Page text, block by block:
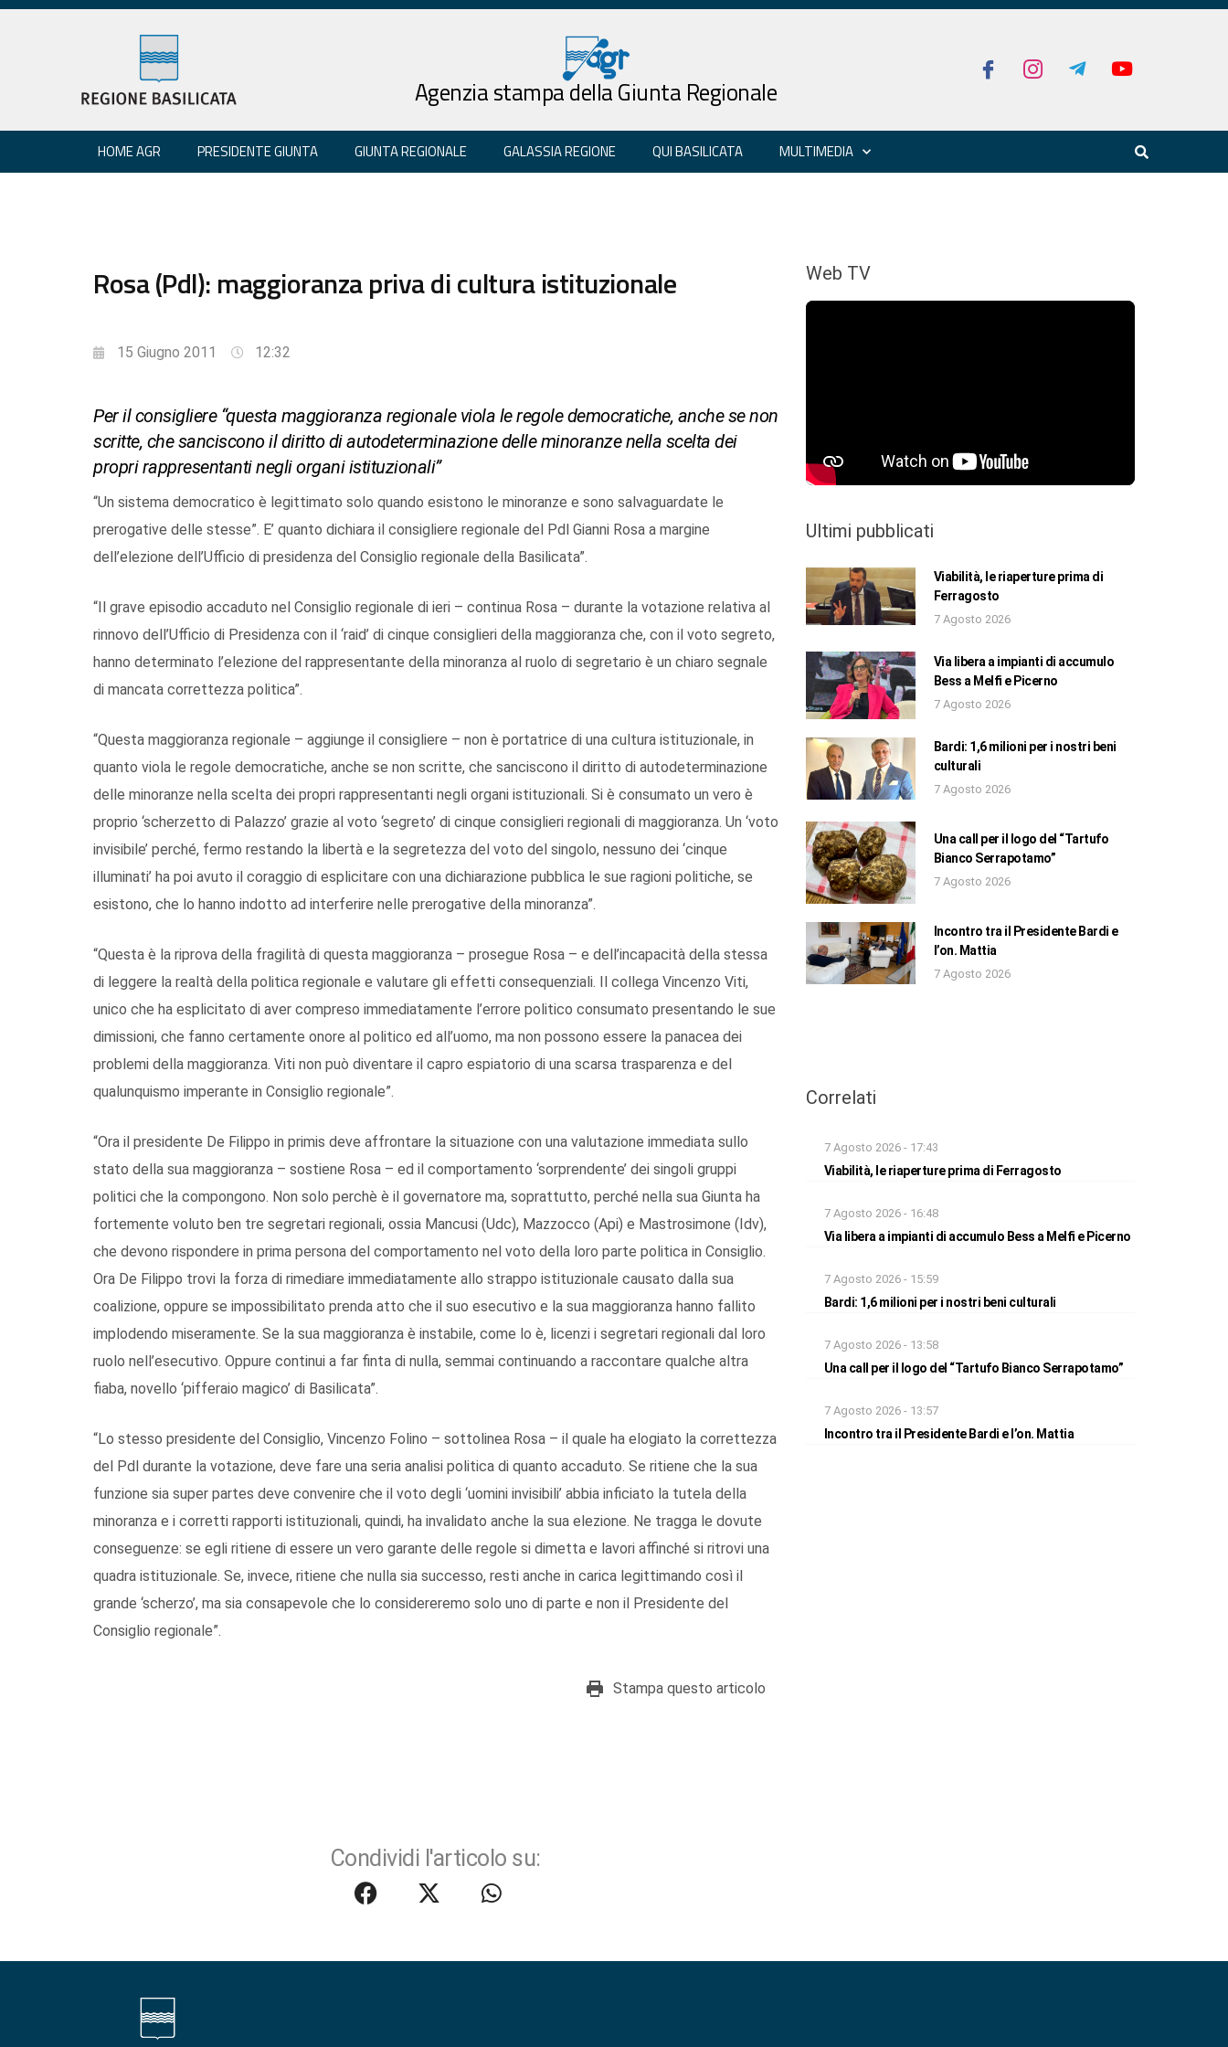
Agenzia stampa della Giunta Regionale
HOME AGR PRESIDENTE GIUNTA GIUNTA REGIONALE GALASSIA REGIONE QUI BASILICATA MULTIMEDIA
Rosa (Pdl): maggioranza priva di cultura istituzionale
15 Giugno 2011 12:32
Per il consigliere “questa maggioranza regionale viola le regole democratiche, anche se non
scritte, che sanciscono il diritto di autodeterminazione delle minoranze nella scelta dei
propri rappresentanti negli organi istituzionali”
“Un sistema democratico è legittimato solo quando esistono le minoranze e sono salvaguardate le
prerogative delle stesse”. E’ quanto dichiara il consigliere regionale del Pdl Gianni Rosa a margine
dell’elezione dell’Ufficio di presidenza del Consiglio regionale della Basilicata”.
“Il grave episodio accaduto nel Consiglio regionale di ieri – continua Rosa – durante la votazione relativa al
rinnovo dell’Ufficio di Presidenza con il ‘raid’ di cinque consiglieri della maggioranza che, con il voto segreto,
hanno determinato l’elezione del rappresentante della minoranza al ruolo di segretario è un chiaro segnale
di mancata correttezza politica”.
“Questa maggioranza regionale – aggiunge il consigliere – non è portatrice di una cultura istituzionale, in
quanto viola le regole democratiche, anche se non scritte, che sanciscono il diritto di autodeterminazione
delle minoranze nella scelta dei propri rappresentanti negli organi istituzionali. Si è consumato un vero è
proprio ‘scherzetto di Palazzo’ grazie al voto ‘segreto’ di cinque consiglieri regionali di maggioranza. Un ‘voto
invisibile’ perché, fermo restando la libertà e la segretezza del voto del singolo, nessuno dei ‘cinque
illuminati’ ha poi avuto il coraggio di esplicitare con una dichiarazione pubblica le sue ragioni politiche, se
esistono, che lo hanno indotto ad interferire nelle prerogative della minoranza”.
“Questa è la riprova della fragilità di questa maggioranza – prosegue Rosa – e dell’incapacità della stessa
di leggere la realtà della politica regionale e valutare gli effetti consequenziali. Il collega Vincenzo Viti,
unico che ha esplicitato di aver compreso immediatamente l’errore politico consumato presentando le sue
dimissioni, che fanno certamente onore al politico ed all’uomo, ma non possono essere la panacea dei
problemi della maggioranza. Viti non può diventare il capro espiatorio di una scarsa trasparenza e del
qualunquismo imperante in Consiglio regionale”.
“Ora il presidente De Filippo in primis deve affrontare la situazione con una valutazione immediata sullo
stato della sua maggioranza – sostiene Rosa – ed il comportamento ‘sorprendente’ dei singoli gruppi
politici che la compongono. Non solo perchè è il governatore ma, soprattutto, perché nella sua Giunta ha
fortemente voluto ben tre segretari regionali, ossia Mancusi (Udc), Mazzocco (Api) e Mastrosimone (Idv),
che devono rispondere in prima persona del comportamento nel voto della loro parte politica in Consiglio.
Ora De Filippo trovi la forza di rimediare immediatamente allo strappo istituzionale causato dalla sua
coalizione, oppure se impossibilitato prenda atto che il suo esecutivo e la sua maggioranza hanno fallito
implodendo miseramente. Se la sua maggioranza è instabile, come lo è, licenzi i segretari regionali dal loro
ruolo nell’esecutivo. Oppure continui a far finta di nulla, semmai continuando a raccontare qualche altra
fiaba, novello ‘pifferaio magico’ di Basilicata”.
“Lo stesso presidente del Consiglio, Vincenzo Folino – sottolinea Rosa – il quale ha elogiato la correttezza
del Pdl durante la votazione, deve fare una seria analisi politica di quanto accaduto. Se ritiene che la sua
funzione sia super partes deve convenire che il voto degli ‘uomini invisibili’ abbia inficiato la tutela della
minoranza e i corretti rapporti istituzionali, quindi, ha invalidato anche la sua elezione. Ne tragga le dovute
conseguenze: se egli ritiene di essere un vero garante delle regole si dimetta e lavori affinché si ritrovi una
quadra istituzionale. Se, invece, ritiene che nulla sia successo, resti anche in carica legittimando così il
grande ‘scherzo’, ma sia consapevole che lo considereremo solo uno di parte e non il Presidente del
Consiglio regionale”.
Stampa questo articolo
Condividi l'articolo su:
Web TV
Ultimi pubblicati
Viabilità, le riaperture prima di
Ferragosto
7 Agosto 2026
Via libera a impianti di accumulo
Bess a Melfi e Picerno
7 Agosto 2026
Bardi: 1,6 milioni per i nostri beni
culturali
7 Agosto 2026
Una call per il logo del “Tartufo
Bianco Serrapotamo”
7 Agosto 2026
Incontro tra il Presidente Bardi e
l’on. Mattia
7 Agosto 2026
Correlati
7 Agosto 2026 - 17:43
Viabilità, le riaperture prima di Ferragosto
7 Agosto 2026 - 16:48
Via libera a impianti di accumulo Bess a Melfi e Picerno
7 Agosto 2026 - 15:59
Bardi: 1,6 milioni per i nostri beni culturali
7 Agosto 2026 - 13:58
Una call per il logo del “Tartufo Bianco Serrapotamo”
7 Agosto 2026 - 13:57
Incontro tra il Presidente Bardi e l’on. Mattia